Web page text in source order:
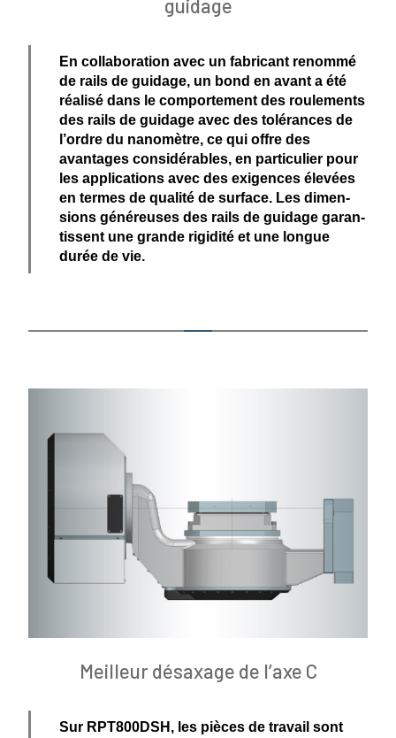
guidage
En colla­bo­ration avec un fabricant renommé
de rails de guidage, un bond en avant a été
réalisé dans le compor­tement des roule­ments
des rails de guidage avec des tolérances de
l’ordre du nanomètre, ce qui offre des
avantages consi­dé­rables, en parti­culier pour
les appli­ca­tions avec des exigences élevées
en termes de qualité de surface. Les dimen­
sions généreuses des rails de guidage garan­
tissent une grande rigidité et une longue
durée de vie.
Meilleur désaxage de l’axe C
Sur RPT800DSH, les pièces de travail sont